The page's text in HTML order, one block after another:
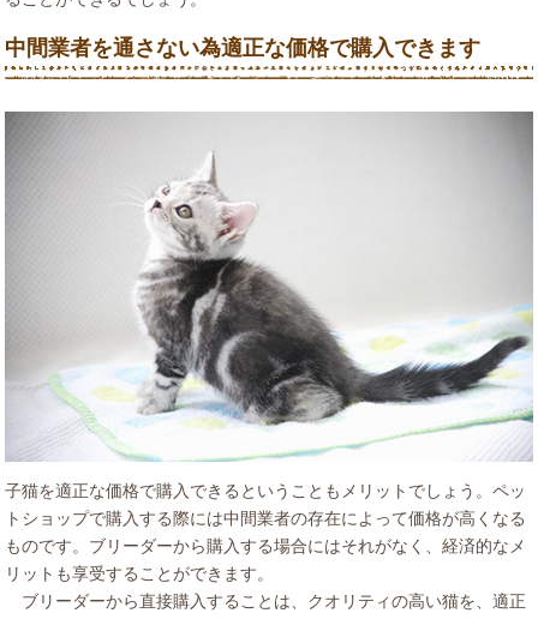
中間業者を通さない為適正な価格で購入できます
子猫を適正な価格で購入できるということもメリットでしょう。ペッ
トショップで購入する際には中間業者の存在によって価格が高くなる
ものです。ブリーダーから購入する場合にはそれがなく、経済的なメ
リットも享受することができます。
ブリーダーから直接購入することは、クオリティの高い猫を、適正